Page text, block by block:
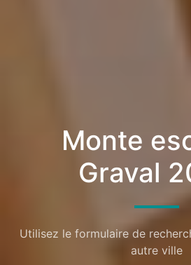
Monte
Graval
Utilisez le formulaire de
autre ville